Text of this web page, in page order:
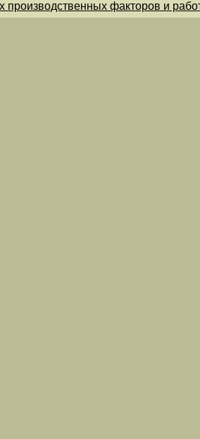
производственных факторов и